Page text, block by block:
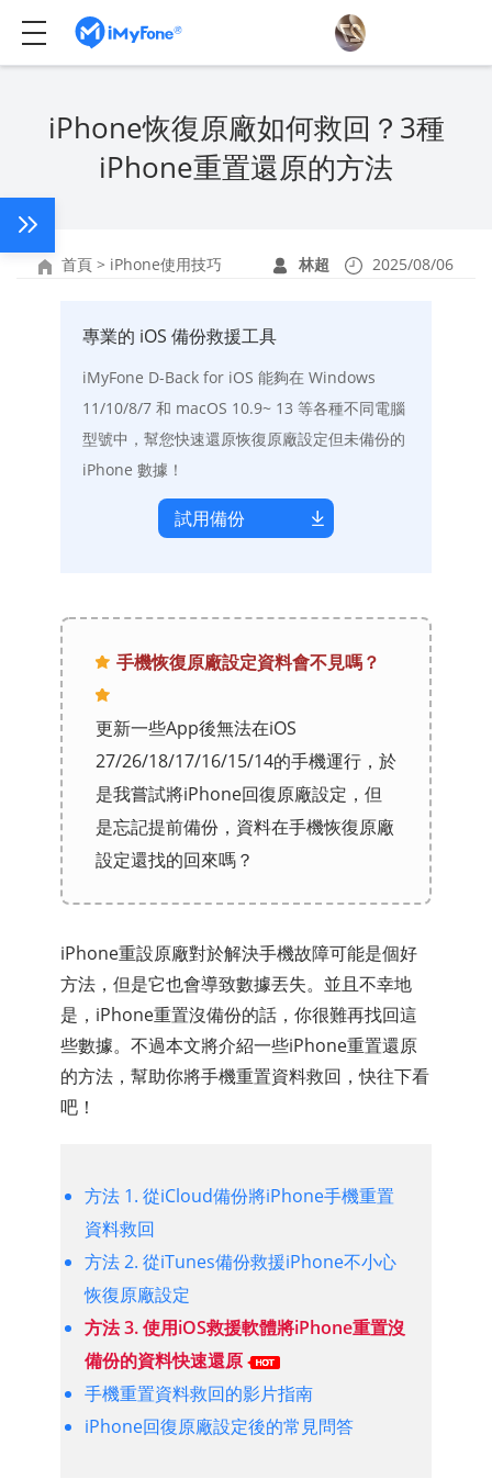
iPhone恢復原廠如何救回？3種
iPhone重置還原的方法
首頁 > iPhone使用技巧 林超 2025/08/06
專業的 iOS 備份救援工具
iMyFone D-Back for iOS 能夠在 Windows
11/10/8/7 和 macOS 10.9~ 13 等各種不同電腦
型號中，幫您快速還原恢復原廠設定但未備份的
iPhone 數據！
試用備份
手機恢復原廠設定資料會不見嗎？
更新一些App後無法在iOS
27/26/18/17/16/15/14的手機運行，於
是我嘗試將iPhone回復原廠設定，但
是忘記提前備份，資料在手機恢復原廠
設定還找的回來嗎？
iPhone重設原廠對於解決手機故障可能是個好
方法，但是它也會導致數據丟失。並且不幸地
是，iPhone重置沒備份的話，你很難再找回這
些數據。不過本文將介紹一些iPhone重置還原
的方法，幫助你將手機重置資料救回，快往下看
吧！
方法 1. 從iCloud備份將iPhone手機重置
資料救回
方法 2. 從iTunes備份救援iPhone不小心
恢復原廠設定
方法 3. 使用iOS救援軟體將iPhone重置沒
備份的資料快速還原
手機重置資料救回的影片指南
iPhone回復原廠設定後的常見問答